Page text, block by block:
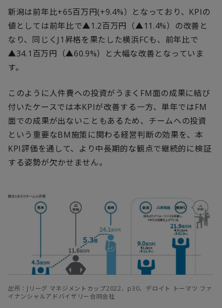
新潟は前年比+65百万円(+9.4%）となっており、KPIの
値としては前年比で▲1.2百万円（▲11.4%）の改善と
なり、同じくJ1昇格を果たした横浜FCも、前年比で
▲34.1百万円（▲60.9%）と大幅な改善となっていま
す。
このように人件費への投資がうまくFM面の成果に結び
付いたケースでは本KPIが改善する一方、単年ではFM
面での成果が出ないこともあるため、チームへの投資
という重要なBM施策に関わる経営判断の効果を、本
KPI評価を通して、より中長期的な観点で継続的に検証
する姿勢が欠かせません。
出所：Jリーグ マネジメントカップ2022、p30、デロイト トーマツ ファ
イナンシャルアドバイザリー合同会社